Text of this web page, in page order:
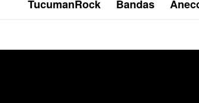
TucumanRock Bandas